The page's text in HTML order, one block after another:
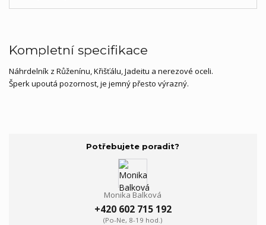
Kompletní specifikace
Náhrdelník z Růženínu, Křišťálu, Jadeitu a nerezové oceli.
Šperk upoutá pozornost, je jemný přesto výrazný.
Potřebujete poradit?
Monika Balková
+420 602 715 192
(Po-Ne, 8-19 hod.)